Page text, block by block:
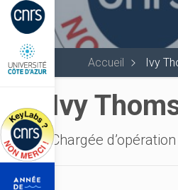
Accueil Ivy
Ivy
Chargée